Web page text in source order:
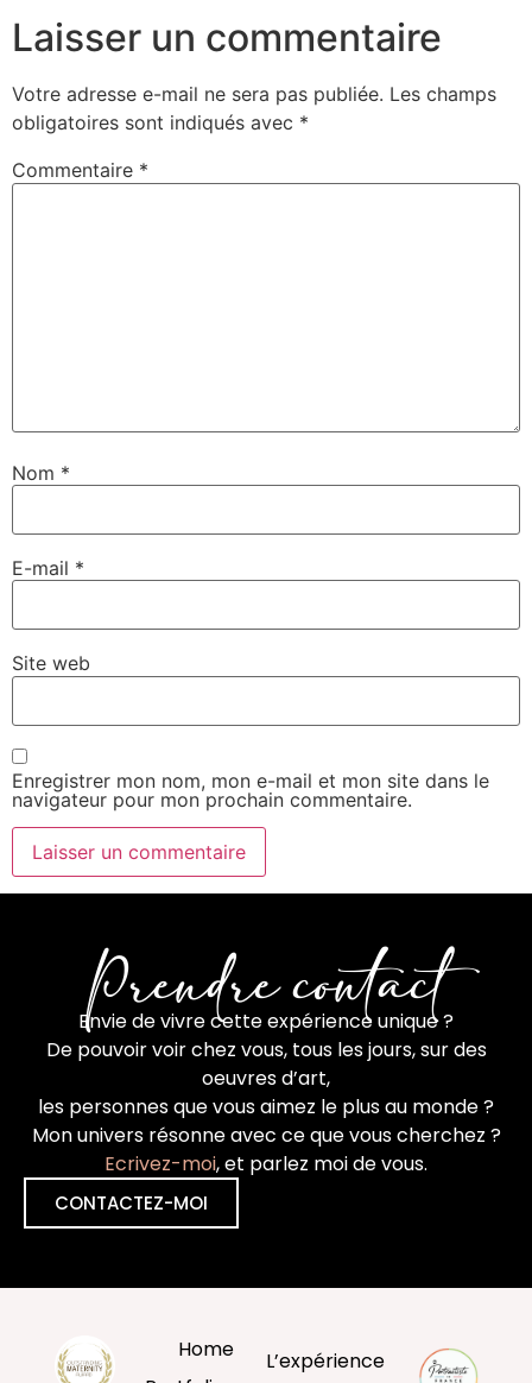
Laisser un commentaire
Votre adresse e-mail ne sera pas publiée. Les champs
obligatoires sont indiqués avec *
Commentaire *
Nom *
E-mail *
Site web
Enregistrer mon nom, mon e-mail et mon site dans le
navigateur pour mon prochain commentaire.
Prendre contact
Envie de vivre cette expérience unique ?
De pouvoir voir chez vous, tous les jours, sur des
oeuvres d’art,
les personnes que vous aimez le plus au monde ?
Mon univers résonne avec ce que vous cherchez ?
Ecrivez-moi, et parlez moi de vous.
CONTACTEZ-MOI
Home
L’expérience